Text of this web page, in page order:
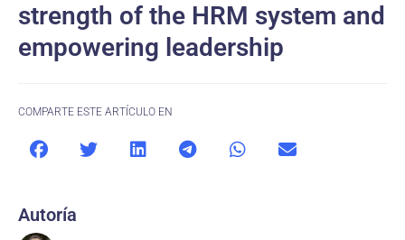
strength of the HRM system and
empowering leadership
COMPARTE ESTE ARTÍCULO EN
Autoría